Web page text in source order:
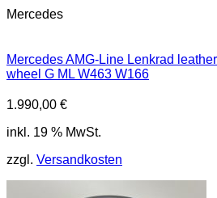
Mercedes
Mercedes AMG-Line Lenkrad
wheel G ML W463 W166
1.990,00 €
inkl. 19 % MwSt.
zzgl. Versandkosten